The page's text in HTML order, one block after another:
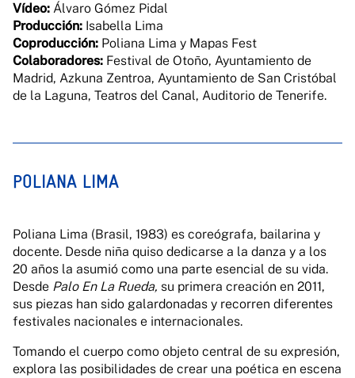
Vídeo: Álvaro Gómez Pidal
Producción: Isabella Lima
Coproducción: Poliana Lima y Mapas Fest
Colaboradores: Festival de Otoño, Ayuntamiento de
Madrid, Azkuna Zentroa, Ayuntamiento de San Cristóbal
de la Laguna, Teatros del Canal, Auditorio de Tenerife.
POLIANA LIMA
Poliana Lima (Brasil, 1983) es coreógrafa, bailarina y
docente. Desde niña quiso dedicarse a la danza y a los
20 años la asumió como una parte esencial de su vida.
Desde Palo En La Rueda, su primera creación en 2011,
sus piezas han sido galardonadas y recorren diferentes
festivales nacionales e internacionales.
Tomando el cuerpo como objeto central de su expresión,
explora las posibilidades de crear una poética en escena